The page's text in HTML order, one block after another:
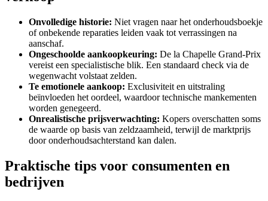
Onvolledige historie: Niet vragen naar het onderhoudsboekje
of onbekende reparaties leiden vaak tot verrassingen na
aanschaf.
Ongeschoolde aankoopkeuring: De la Chapelle Grand-Prix
vereist een specialistische blik. Een standaard check via de
wegenwacht volstaat zelden.
Te emotionele aankoop: Exclusiviteit en uitstraling
beïnvloeden het oordeel, waardoor technische mankementen
worden genegeerd.
Onrealistische prijsverwachting: Kopers overschatten soms
de waarde op basis van zeldzaamheid, terwijl de marktprijs
door onderhoudsachterstand kan dalen.
Praktische tips voor consumenten en
bedrijven